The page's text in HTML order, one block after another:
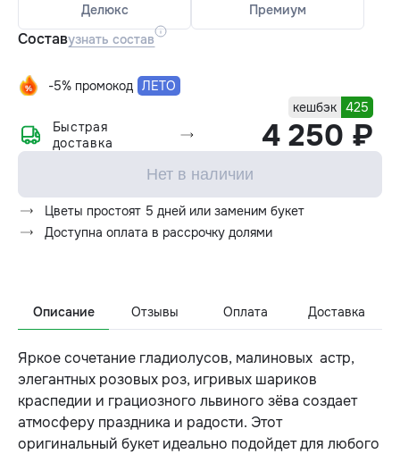
Делюкс Премиум
Составузнать состав
-5% промокод ЛЕТО
кешбэк 425
4 250 ₽
Быстрая
доставка
Нет в наличии
Цветы простоят 5 дней или заменим букет
Доступна оплата в рассрочку долями
Описание Отзывы Оплата Доставка
Яркое сочетание гладиолусов, малиновых астр,
элегантных розовых роз, игривых шариков
краспедии и грациозного львиного зёва создает
атмосферу праздника и радости. Этот
оригинальный букет идеально подойдет для любого